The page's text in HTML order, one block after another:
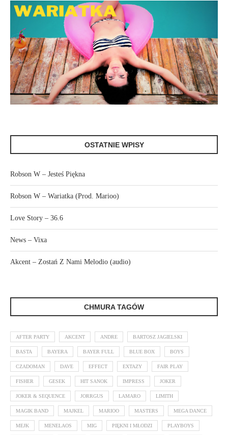
OSTATNIE WPISY
Robson W – Jesteś Piękna
Robson W – Wariatka (Prod. Marioo)
Love Story – 36.6
News – Vixa
Akcent – Zostań Z Nami Melodio (audio)
CHMURA TAGÓW
AFTER PARTY AKCENT ANDRE BARTOSZ JAGIELSKI
BASTA BAYERA BAYER FULL BLUE BOX BOYS
CZADOMAN DAVE EFFECT EXTAZY FAIR PLAY
FISHER GESEK HIT SANOK IMPRESS JOKER
JOKER & SEQUENCE JORRGUS LAMARO LIMITH
MAGIK BAND MAJKEL MARIOO MASTERS MEGA DANCE
MEJK MENELAOS MIG PIĘKNI I MŁODZI PLAYBOYS